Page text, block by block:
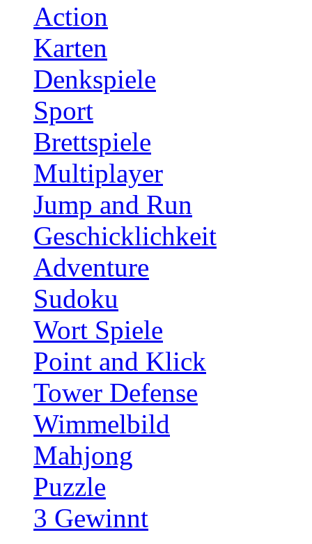
Action
Karten
Denkspiele
Sport
Brettspiele
Multiplayer
Jump and Run
Geschicklichkeit
Adventure
Sudoku
Wort Spiele
Point and Klick
Tower Defense
Wimmelbild
Mahjong
Puzzle
3 Gewinnt